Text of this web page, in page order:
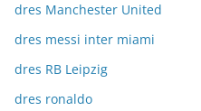
dres Manchester United
dres messi inter miami
dres RB Leipzig
dres ronaldo